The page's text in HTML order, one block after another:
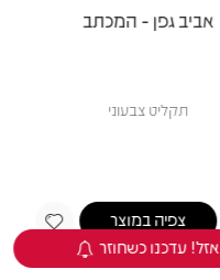
אביב גפן - המכתב
תקליט צבעוני
צפיה במוצר
אזל! עדכנו כשחוזר